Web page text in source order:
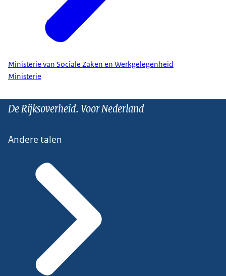
Ministerie van Sociale Zaken en Werkgelegenheid
Ministerie
De Rijksoverheid. Voor Nederland
Andere talen